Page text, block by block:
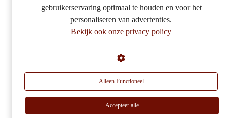
gebruikerservaring optimaal te houden en voor het
personaliseren van advertenties.
Bekijk ook onze privacy policy
Alleen Functioneel
Accepteer alle